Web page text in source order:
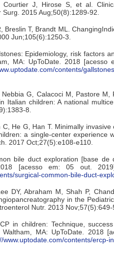
J, Hirose S, et al.
2015 Aug;50(8):1289-92.
Breslin T, Brandt ML.
Jun;105(6):1250-3.
Epidemiology, risk factors
MA: UpToDate. 2018 [acesso
contents/
G, Calacoci M, Pastore M,
Italian children: A national
8.
He G, Han T. Minimally invasive
a single-center experience
2017 Oct;27(5):e108-e110.
bile duct exploration [base de
[acesso em: 05 out.
surgical-common-bile-duct-
DY, Abraham M, Shah P,
in the
Nutr. 2013 Nov;57(5):649-
in children: Technique,
MA: UpToDate. 2018
www.uptodate.com/contents/ercp-